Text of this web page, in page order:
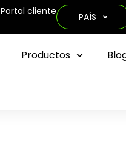
Portal cliente PAÍS
Productos